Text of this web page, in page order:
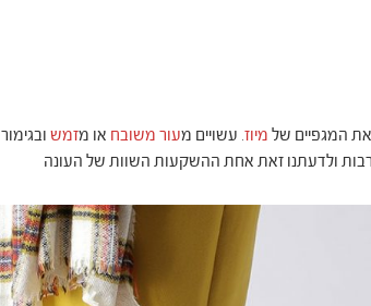
את המגפיים של מיוז. עשויים מעור משובח או מזמש ובגימור
ולדעתנו זאת אחת ההשקעות השוות של העונה